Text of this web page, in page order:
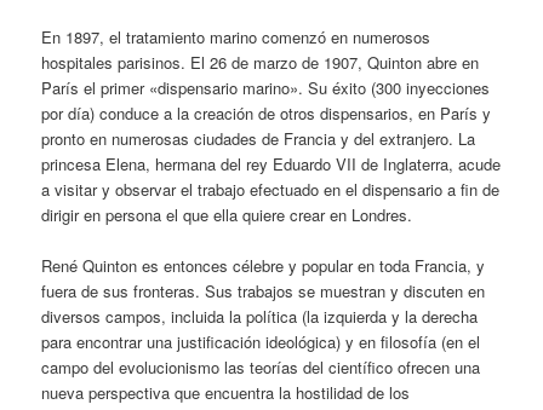
En 1897, el tratamiento marino comenzó en numerosos
hospitales parisinos. El 26 de marzo de 1907, Quinton abre en
París el primer «dispensario marino». Su éxito (300 inyecciones
por día) conduce a la creación de otros dispensarios, en París y
pronto en numerosas ciudades de Francia y del extranjero. La
princesa Elena, hermana del rey Eduardo VII de Inglaterra, acude
a visitar y observar el trabajo efectuado en el dispensario a fin de
dirigir en persona el que ella quiere crear en Londres.
René Quinton es entonces célebre y popular en toda Francia, y
fuera de sus fronteras. Sus trabajos se muestran y discuten en
diversos campos, incluida la política (la izquierda y la derecha
para encontrar una justificación ideológica) y en filosofía (en el
campo del evolucionismo las teorías del científico ofrecen una
nueva perspectiva que encuentra la hostilidad de los